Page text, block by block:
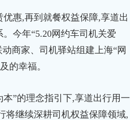
惠,再到就餐权益保障,享道出
今年“5.20网约车司机关爱
商家、司机驿站组建上海“网
的幸福。
”的理念指引下,享道出行用一
将继续深耕司机权益保障领域,